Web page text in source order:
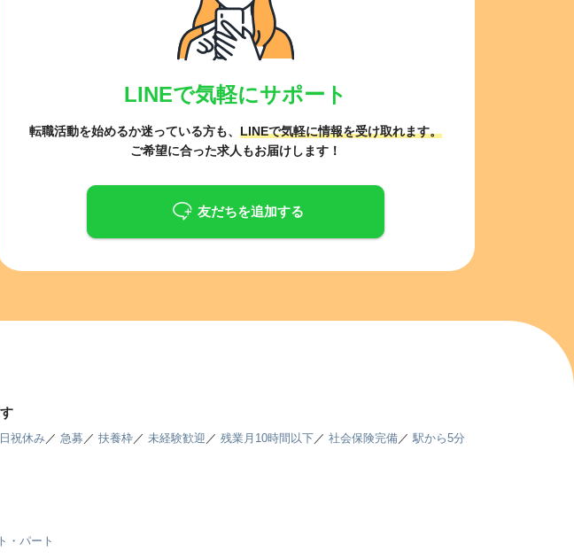
LINEで気軽にサポート
転職活動を始めるか迷っている方も、 LINEで気軽に情報を受け取れます。
ご希望に合った求人もお届けします！
友だちを追加する
祝休み／ 急募 ／扶養枠 ／ 未経験歓迎 ／残業月10時間以下 ／社会保険完備 ／駅から5分
・パート